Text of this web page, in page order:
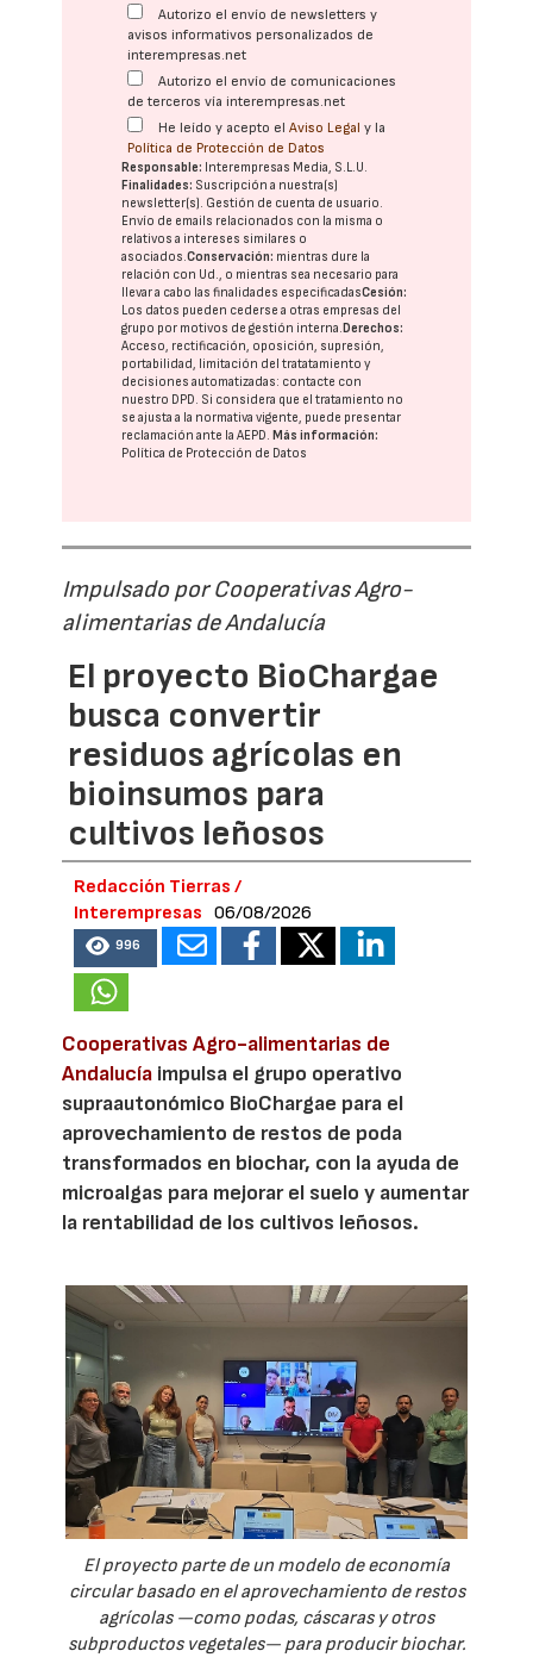
Autorizo el envío de newsletters y
avisos informativos personalizados de
interempresas.net
Autorizo el envío de comunicaciones
de terceros vía interempresas.net
He leído y acepto elAviso Legal y la
Política de Protección de Datos
Responsable: Interempresas Media, S.L.U.
Finalidades: Suscripción a nuestra(s)
newsletter(s). Gestión de cuenta de usuario.
Envío de emails relacionados con la misma o
relativos a intereses similares o
asociados.Conservación: mientras dure la
relación con Ud., o mientras sea necesario para
llevar a cabo las finalidades especificadasCesión:
Los datos pueden cederse a otras empresas del
grupo por motivos de gestión interna. Derechos:
Acceso, rectificación, oposición, supresión,
portabilidad, limitación del tratatamiento y
decisiones automatizadas: contacte con
nuestro DPD. Si considera que el tratamiento no
se ajusta a la normativa vigente, puede presentar
reclamación ante laAEPD. Más información:
Política de Protección de Datos
Impulsado por Cooperativas Agro-
alimentarias de Andalucía
El proyecto BioChargae
busca convertir
residuos agrícolas en
bioinsumos para
cultivos leñosos
Redacción Tierras /
Interempresas
06/08/2026
996
Cooperativas Agro-alimentarias de
Andalucía impulsa el grupo operativo
supraautonómico BioChargae para el
aprovechamiento de restos de poda
transformados en biochar, con la ayuda de
microalgas para mejorar el suelo y aumentar
la rentabilidad de los cultivos leñosos.
El proyecto parte de un modelo de economía
circular basado en el aprovechamiento de restos
agrícolas —como podas, cáscaras y otros
subproductos vegetales— para producir biochar.